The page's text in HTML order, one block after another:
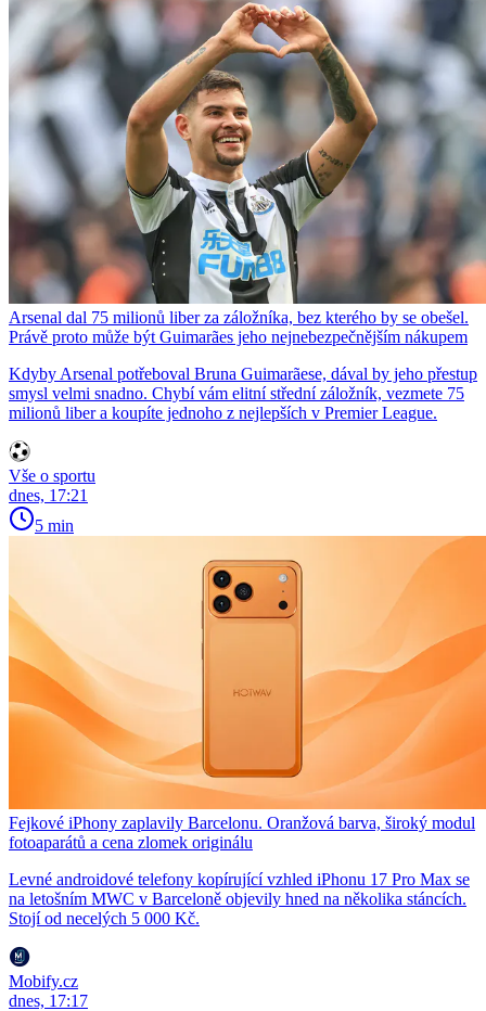
Arsenal dal 75 milionů liber za záložníka, bez kterého by se obešel.
Právě proto může být Guimarães jeho nejnebezpečnějším nákupem
Kdyby Arsenal potřeboval Bruna Guimarãese, dával by jeho přestup
smysl velmi snadno. Chybí vám elitní střední záložník, vezmete 75
milionů liber a koupíte jednoho z nejlepších v Premier League.
Vše o sportu
dnes, 17:21
5 min
Fejkové iPhony zaplavily Barcelonu. Oranžová barva, široký modul
fotoaparátů a cena zlomek originálu
Levné androidové telefony kopírující vzhled iPhonu 17 Pro Max se
na letošním MWC v Barceloně objevily hned na několika stáncích.
Stojí od necelých 5 000 Kč.
Mobify.cz
dnes, 17:17